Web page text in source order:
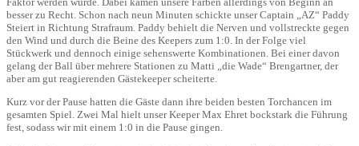
besser zu Recht. Schon nach neun Minuten schickte unser Captain „AZ“ Paddy
Steiert in Richtung Strafraum. Paddy behielt die Nerven und vollstreckte gegen
den Wind und durch die Beine des Keepers zum 1:0. In der Folge viel
Stückwerk und dennoch einige sehenswerte Kombinationen. Bei einer davon
gelang der Ball über mehrere Stationen zu Matti „die Wade“ Brengartner, der
aber am gut reagierenden Gästekeeper scheiterte.
Kurz vor der Pause hatten die Gäste dann ihre beiden besten Torchancen im
gesamten Spiel. Zwei Mal hielt unser Keeper Max Ehret bockstark die Führung
fest, sodass wir mit einem 1:0 in die Pause gingen.